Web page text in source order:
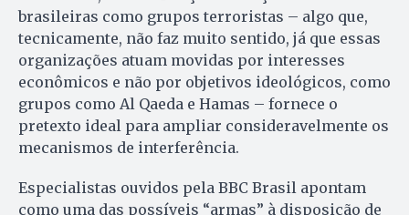
brasileiras como grupos terroristas – algo que,
tecnicamente, não faz muito sentido, já que essas
organizações atuam movidas por interesses
econômicos e não por objetivos ideológicos, como
grupos como Al Qaeda e Hamas – fornece o
pretexto ideal para ampliar consideravelmente os
mecanismos de interferência.
Especialistas ouvidos pela BBC Brasil apontam
como uma das possíveis “armas” à disposição de